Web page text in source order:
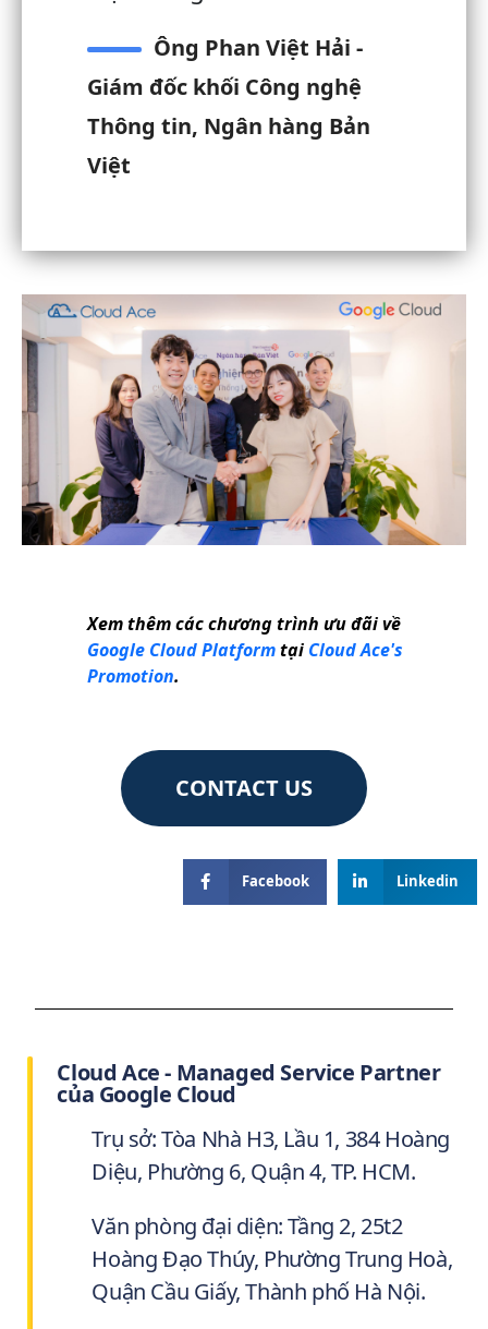
Ông Phan Việt Hải -
Giám đốc khối Công nghệ
Thông tin, Ngân hàng Bản
Việt
Xem thêm các chương trình ưu đãi về
Google Cloud Platformtại Cloud Ace's
Promotion.
CONTACT US
Facebook Linkedin
Cloud Ace - Managed Service Partner
của Google Cloud
Trụ sở: Tòa Nhà H3, Lầu 1, 384 Hoàng
Diệu, Phường 6, Quận 4, TP. HCM.
Văn phòng đại diện: Tầng 2, 25t2
Hoàng Đạo Thúy, Phường Trung Hoà,
Quận Cầu Giấy, Thành phố Hà Nội.